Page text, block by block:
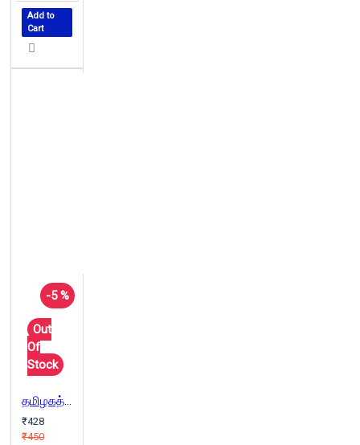
Add to
Cart
-5 %
Out
Of
Stock
தமிழகத்தில் தேவதாசிகள்
₹428
₹450